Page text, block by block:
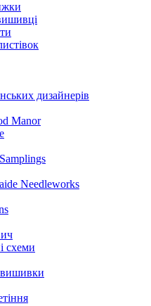
дизайнерів
Manor
Needleworks
схеми
вишивки